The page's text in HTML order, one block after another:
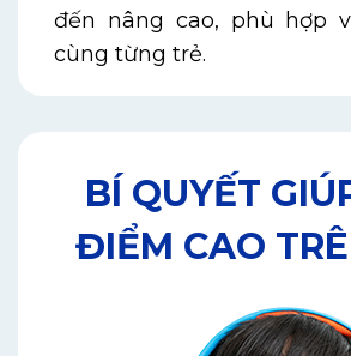
đến nâng cao, phù hợp
cùng từng trẻ.
BÍ QUYẾT
ĐIỂM CAO